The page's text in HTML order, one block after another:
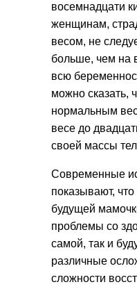
восемнадцати
женщинам,
весом, не
больше, чем на
всю
можно сказать,
нормальным
весе до
своей массы
Современные
показывают,
будущей
проблемы со
самой, так и
различные
сложности